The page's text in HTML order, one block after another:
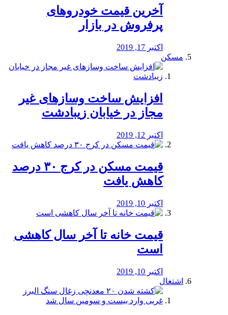
آخرین قیمت خودرو‌های
پرفروش در بازار
اکتبر 17, 2019
مسکن
افزایش ساخت وسازهای غیر
مجاز در خیابان زیبادشت
اکتبر 12, 2019
️قیمت مسکن در کرج ۳۰ درصد
کاهش یافت
اکتبر 10, 2019
قیمت خانه تا آخر سال کاهشی
است
اکتبر 10, 2019
اشتغال